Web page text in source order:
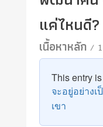
แค่ไหนดี?
เนื้อหาหลัก/
This entry
จะอยู่อย่าง
เขา